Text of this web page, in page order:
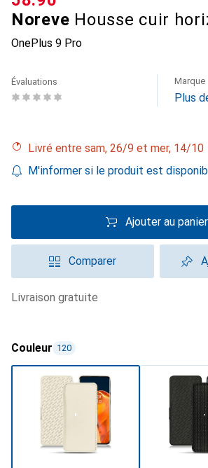
Noreve Housse cuir
OnePlus 9 Pro
Évaluations Marque
Plus
Livré entre sam, 26/9 et mer, 14/10
M'informer si le produit est
Ajouter au panier
Comparer
livraison gratuite
Couleur 120